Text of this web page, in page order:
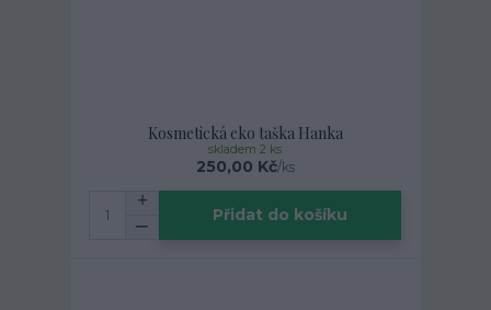
Kosmetická eko taška Hanka
250,00 Kč/ks
skladem 2 ks
Přidat do košíku